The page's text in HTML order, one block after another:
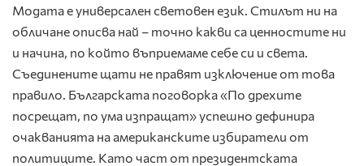
Модата е универсален световен език. Стилът ни на
обличане описва най – точно какви са ценностите ни
и начина, по кoйто въприемаме себе си и света.
Съединените щати не правят изключение от това
правило. Българската поговорка «По дрехите
посрещат, по ума изпращат» успешно дефинира
очакванията на американските избиратели от
политиците. Като част от президентската